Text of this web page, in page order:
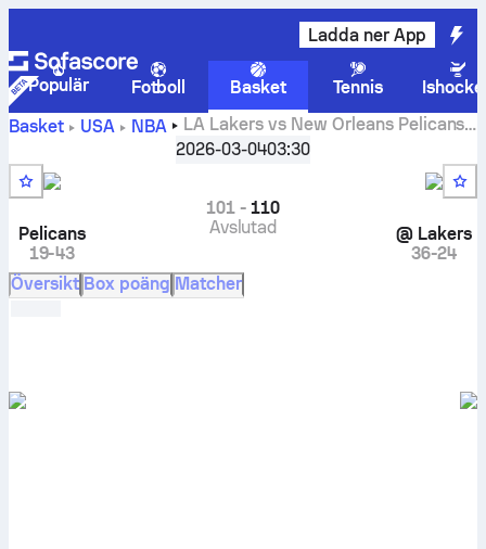
Ladda ner App
Populär Fotboll Basket Tennis
Basket
USA NBA
LA Lakers vs New Orleans Pelicans
liveresultat, inbördes möten, spelschema, tippade resultat
och statistik
2026-03-0403:30
Pelicans
19-43
101- 110
Avslutad
@ Lakers
36-24
Översikt Box poäng Matcher